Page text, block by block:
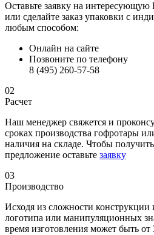
Оставьте заявку на
или сделайте заказ упаковки с
любым способом:
Онлайн на сайте
Позвоните по телефону
8 (495) 260-57-58
02
Расчет
Наш менеджер свяжется и
сроках производства гофротары
наличия на складе. Чтобы
предложение оставьте заявку
03
Производство
Исходя из сложности конструкции
логотипа или манипуляционных
время изготовления может быть от